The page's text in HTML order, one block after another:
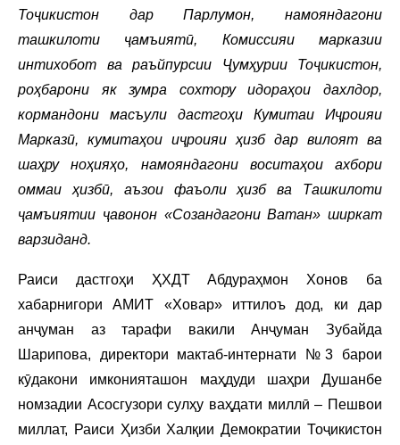
Тоҷикистон дар Парлумон, намояндагони
ташкилоти ҷамъиятӣ, Комиссияи марказии
интихобот ва раъйпурсии Ҷумҳурии Тоҷикистон,
роҳбарони як зумра сохтору идораҳои дахлдор,
кормандони масъули дастгоҳи Кумитаи Иҷроияи
Марказӣ, кумитаҳои иҷроияи ҳизб дар вилоят ва
шаҳру ноҳияҳо, намояндагони воситаҳои ахбори
оммаи ҳизбӣ, аъзои фаъоли ҳизб ва Ташкилоти
ҷамъиятии ҷавонон «Созандагони Ватан» ширкат
варзиданд.
Раиси дастгоҳи ҲХДТ Абдураҳмон Хонов ба
хабарнигори АМИТ «Ховар» иттилоъ дод, ки дар
анҷуман аз тарафи вакили Анҷуман Зубайда
Шарипова, директори мактаб-интернати №3 барои
кӯдакони имконияташон маҳдуди шаҳри Душанбе
номзадии Асосгузори сулҳу ваҳдати миллӣ – Пешвои
миллат, Раиси Ҳизби Халқии Демократии Тоҷикистон